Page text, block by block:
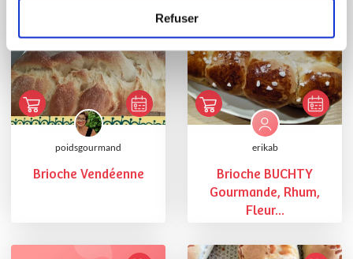
Refuser
poidsgourmand
Brioche Vendéenne
erikab
Brioche BUCHTY
Gourmande, Rhum,
Fleur...